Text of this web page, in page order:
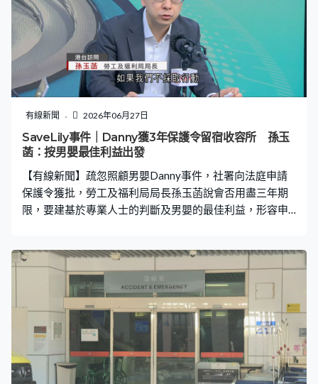
舟作賽。」 擔任港隊的舵手的李婉詩指舵手負責控制龍舟
方向，除了要具備「救艇」技巧，亦須在發現危機時即時
通知隊員，「如果是隔壁龍舟偏航，撞向自己的艇，這情
況通常鼓手會見到，鼓手要馬上通知舵手。觀察後面的情
況，可不可以避讓呢？自己轉變航道避免事件發生，或者
如果真的避不了，都是『閘水』停船。」如果見到龍舟正
撞過來，應該第一時間棄槳，之後盡快向後仰，利用龍舟
本身的高度擋開龍頭，盡量避免受傷。 龍舟總會現時跟康
文署合辦兩級制的舵手訓練課程，完成訓練後會發出證
紀，所以我們不要求他們來總會參加舵手課程。他們
有線新聞 2026年06月27日
SaveLily事件｜Danny獲3年保護令留宿收容所 孫玉
菡：按男嬰最佳利益出發
【有線新聞】疏忽照顧男嬰Danny事件，社署向法庭申請
保護令獲批，勞工及福利局局長孫玉菡說會否用盡三年期
限，要建基於專業人士的判斷及男嬰的最佳利益，形容申
取行動，不給予保護令讓Danny去收容所，現在Danny會
是如何？大家要回想一下，政府在這個狀況下一定要做最
佳決定，是否發保護令讓Danny暫時被收容所照顧都是由
法庭做判決。」